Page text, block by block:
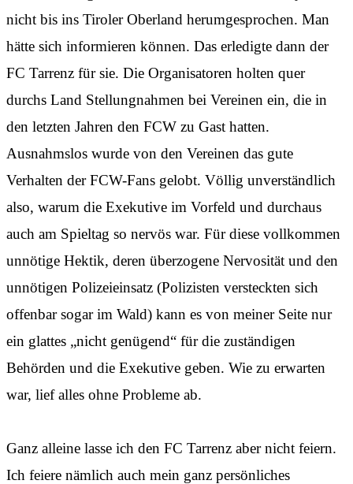
nicht bis ins Tiroler Oberland herumgesprochen. Man
hätte sich informieren können. Das erledigte dann der
FC Tarrenz für sie. Die Organisatoren holten quer
durchs Land Stellungnahmen bei Vereinen ein, die in
den letzten Jahren den FCW zu Gast hatten.
Ausnahmslos wurde von den Vereinen das gute
Verhalten der FCW-Fans gelobt. Völlig unverständlich
also, warum die Exekutive im Vorfeld und durchaus
auch am Spieltag so nervös war. Für diese vollkommen
unnötige Hektik, deren überzogene Nervosität und den
unnötigen Polizeieinsatz (Polizisten versteckten sich
offenbar sogar im Wald) kann es von meiner Seite nur
ein glattes „nicht genügend“ für die zuständigen
Behörden und die Exekutive geben. Wie zu erwarten
war, lief alles ohne Probleme ab.
Ganz alleine lasse ich den FC Tarrenz aber nicht feiern.
Ich feiere nämlich auch mein ganz persönliches